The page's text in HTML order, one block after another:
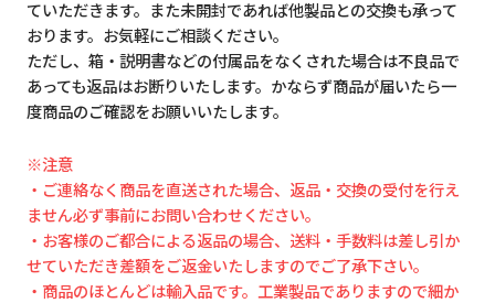
ていただきます。また未開封であれば他製品との交換も承って
おります。お気軽にご相談ください。
ただし、箱・説明書などの付属品をなくされた場合は不良品で
あっても返品はお断りいたします。かならず商品が届いたら一
度商品のご確認をお願いいたします。
※注意
・ご連絡なく商品を直送された場合、返品・交換の受付を行え
ません必ず事前にお問い合わせください。
・お客様のご都合による返品の場合、送料・手数料は差し引か
せていただき差額をご返金いたしますのでご了承下さい。
・商品のほとんどは輸入品です。工業製品でありますので細か